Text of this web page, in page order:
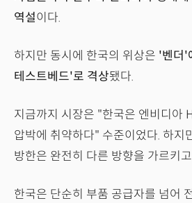
역설이다.
하지만 동시에 한국의 위상은 '벤더'
테스트베드'로 격상됐다.
지금까지 시장은 "한국은 엔비디아
압박에 취약하다" 수준이었다. 하지
방한은 완전히 다른 방향을 가르키
한국은 단순히 부품 공급자를 넘어